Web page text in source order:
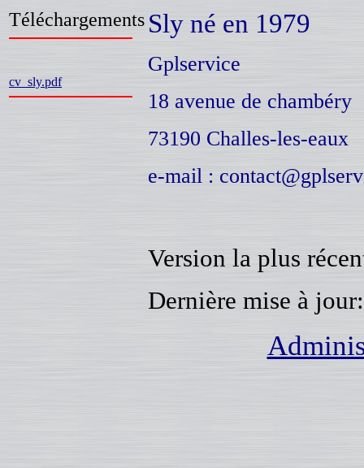
Téléchargements
cv_sly.pdf
Sly né en 1979
Gplservice
18 avenue de chambéry
73190 Challes-les-eaux
e-mail :
Version la plus
Dernière mise à